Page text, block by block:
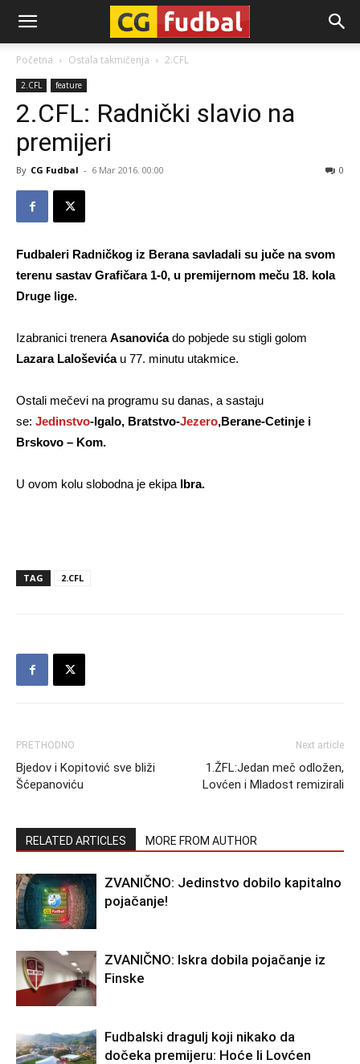
CG-
Fudbal
Početna Ostala takmičenja 2.CFL
2.CFL feature
2.CFL: Radnički slavio na
premijeri
By CG Fudbal - 6 Mar 2016. 00:00 0
Fudbaleri Radničkog iz Berana savladali su juče na svom
terenu sastav Grafičara 1-0, u premijernom meču 18. kola
Druge lige.
Izabranici trenera Asanovićado pobjede su stigli golom
Lazara Laloševićau 77. minutu utakmice.
Ostali mečevi na programu su danas, a sastaju
se: Jedinstvo-Igalo, Bratstvo-Jezero,Berane-Cetinje i
Brskovo – Kom.
U ovom kolu slobodna je ekipa Ibra.
TAG 2.CFL
PRETHODNO
Bjedov i Kopitović sve bliži
Šćepanoviću
Next article
1.ŽFL:Jedan meč odložen,
Lovćen i Mladost remizirali
RELATED ARTICLES MORE FROM AUTHOR
ZVANIČNO: Jedinstvo dobilo kapitalno
pojačanje!
ZVANIČNO: Iskra dobila pojačanje iz
Finske
Fudbalski dragulj koji nikako da
dočeka premijeru: Hoće li Lovćen